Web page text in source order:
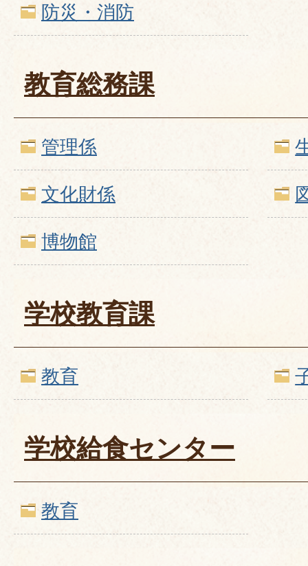
防災・消防
教育総務課
管理係
文化財係
博物館
学校教育課
教育
学校給食センター
教育